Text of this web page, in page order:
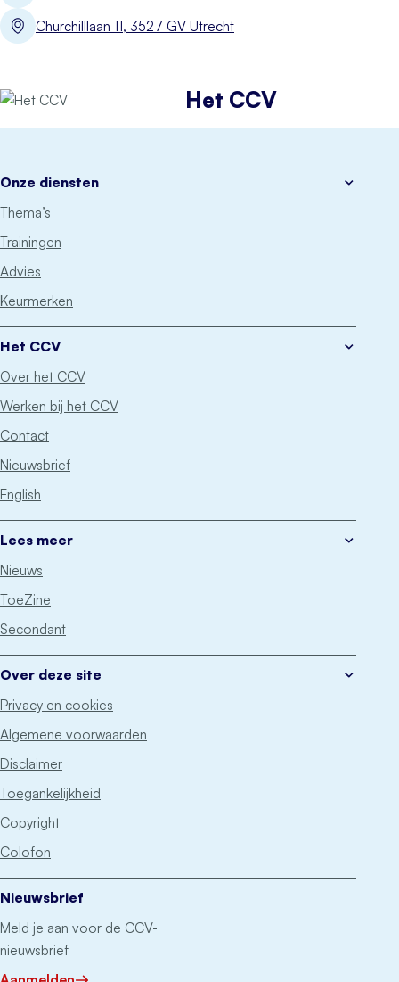
Churchilllaan 11, 3527 GV Utrecht
Het CCV
Onze diensten
Thema’s
Trainingen
Advies
Keurmerken
Het CCV
Over het CCV
Werken bij het CCV
Contact
Nieuwsbrief
English
Lees meer
Nieuws
ToeZine
Secondant
Over deze site
Privacy en cookies
Algemene voorwaarden
Disclaimer
Toegankelijkheid
Copyright
Colofon
Nieuwsbrief
Meld je aan voor de CCV-
nieuwsbrief